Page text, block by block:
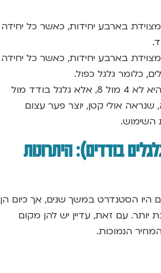
מצוידת בארבע יחידות, כאשר כל יחידה
מצוידת בארבע יחידות, כאשר כל יחידה
כלומר גלגל כפול.
למעשה, השאלה הנכונה היא לא 4 מול 8, אלא גלגל בודד מול
שנראה אולי קטן, יוצר פער עצום
השימוש.
(גלגלים בודדים): היתרונות
היו הסטנדרט במשך שנים, אך כיום הן
יותר. עם זאת, עדיין יש להן מקום
הנמוכות.